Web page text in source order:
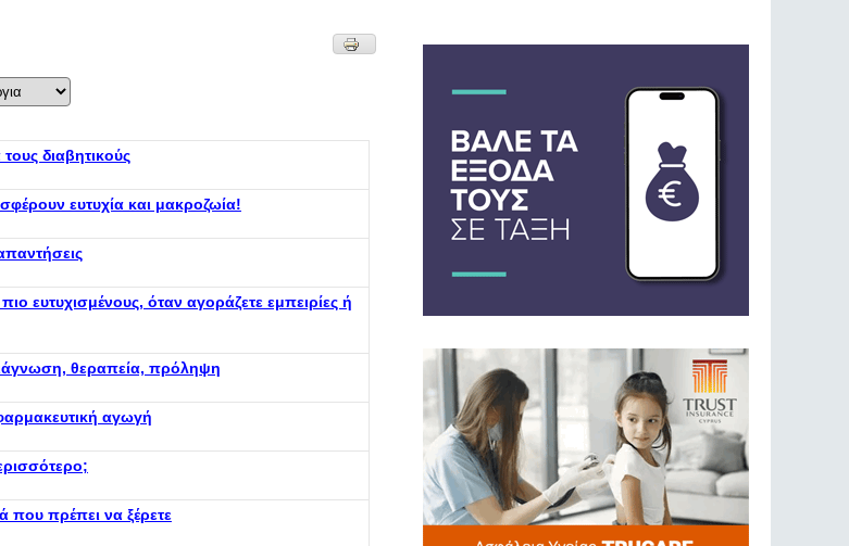
διαβητικούς
ευτυχία και μακροζωία!
ευτυχισμένους, όταν αγοράζετε εμπειρίες ή
θεραπεία, πρόληψη
αγωγή
πρέπει να ξέρετε